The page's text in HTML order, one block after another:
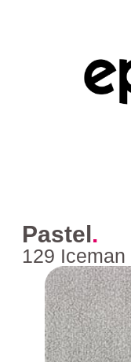
Pastel.
129 Iceman